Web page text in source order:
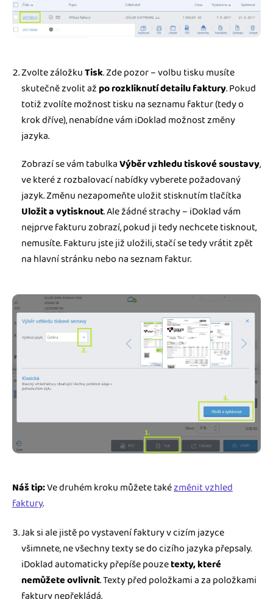
Zvolte záložkuTisk. Zde pozor – volbu tisku musíte
skutečně zvolit ažpo rozkliknutí detailu faktury. Pokud
totiž zvolíte možnost tisku na seznamu faktur (tedy o
krok dříve), nenabídne vám iDoklad možnost změny
jazyka.
Zobrazí se vám tabulkaVýběr vzhledu tiskové soustavy,
ve které z rozbalovací nabídky vyberete požadovaný
jazyk. Změnu nezapomeňte uložit stisknutím tlačítka
Uložita vytisknout. Ale žádné strachy – iDoklad vám
nejprve fakturu zobrazí, pokud ji tedy nechcete tisknout,
nemusíte. Fakturu jste již uložili, stačí se tedy vrátit zpět
na hlavní stránku nebo na seznam faktur.
Náš tip:Ve druhém kroku můžete takézměnit vzhled
faktury.
Jak si ale jistě po vystavení faktury v cizím jazyce
všimnete, ne všechny texty se do cizího jazyka přepsaly.
iDoklad automaticky přepíše pouzetexty, které
nemůžete ovlivnit. Texty před položkami a za položkami